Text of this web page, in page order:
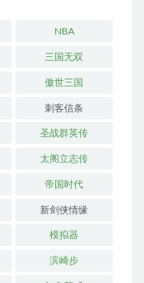
NBA
三国无双
傲世三国
刺客信条
圣战群英传
太阁立志传
帝国时代
新剑侠情缘
模拟器
滨崎步